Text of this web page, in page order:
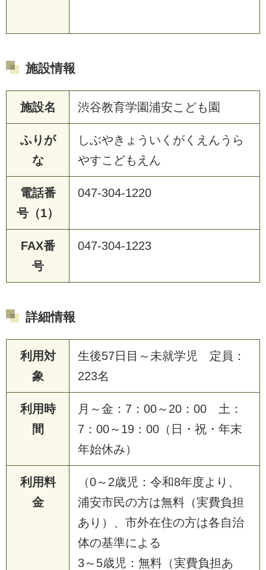
施設情報
施設名 渋谷教育学園浦安こども園
ふりが
な
しぶやきょういくがくえんうら
やすこどもえん
電話番
号（1）
047-304-1220
FAX番
号
047-304-1223
詳細情報
利用対
象
生後57日目～未就学児 定員：
223名
利用時
間
月～金：7：00～20：00 土：
7：00～19：00（日・祝・年末
年始休み）
利用料
金
（0～2歳児：令和8年度より、
浦安市民の方は無料（実費負担
あり）、市外在住の方は各自治
体の基準による
3～5歳児：無料（実費負担あ